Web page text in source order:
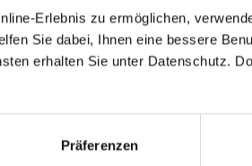
Erlebnis zu ermöglichen,
Sie dabei, Ihnen eine bessere
erhalten Sie unter Datenschutz.
Präferenzen